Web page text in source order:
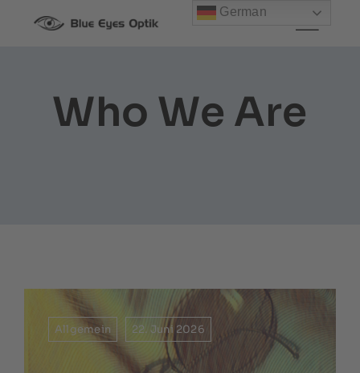
Inhalt
Who We Are
Allgemein 22. Juni 2026
German